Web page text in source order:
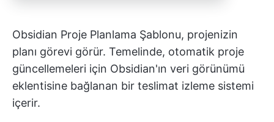
Obsidian Proje Planlama Şablonu, projenizin
planı görevi görür. Temelinde, otomatik proje
güncellemeleri için Obsidian'ın veri görünümü
eklentisine bağlanan bir teslimat izleme sistemi
içerir.